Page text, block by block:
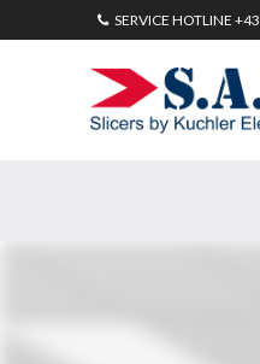
SERVICE HOTLINE